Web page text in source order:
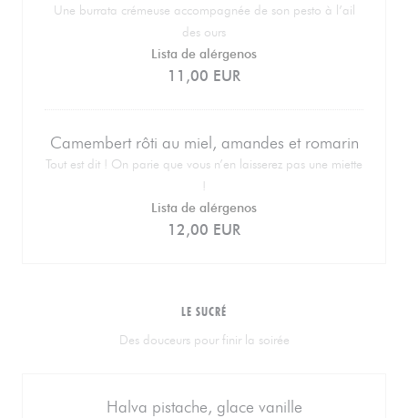
Une burrata crémeuse accompagnée de son pesto à l’ail
des ours
Lista de alérgenos
11,00 EUR
Camembert rôti au miel, amandes et romarin
Tout est dit ! On parie que vous n’en laisserez pas une miette
!
Lista de alérgenos
12,00 EUR
LE SUCRÉ
Des douceurs pour finir la soirée
Halva pistache, glace vanille